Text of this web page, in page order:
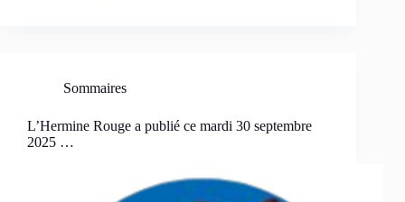
Sommaires
L’Hermine Rouge a publié ce mardi 30 septembre
2025 …